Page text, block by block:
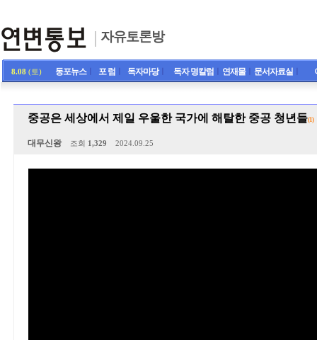
자유토론방
8.08 (토) 동포뉴스ㅣ 포 럼 독자마당ㅣ 독자 명칼럼 연재물ㅣ 문서자료실
중공은 세상에서 제일 우울한 국가에 해탈한 중공 청년들(1)
대무신왕 조회 1,329 2024.09.25